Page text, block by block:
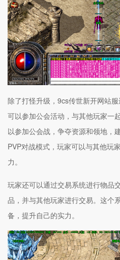
除了打怪升级，9cs传世新开网站
可以参加公会活动，与其他玩家一
以参加公会战，争夺资源和领地，
PVP对战模式，玩家可以与其他玩
力。
玩家还可以通过交易系统进行物品
品，并与其他玩家进行交易。这个
备，提升自己的实力。